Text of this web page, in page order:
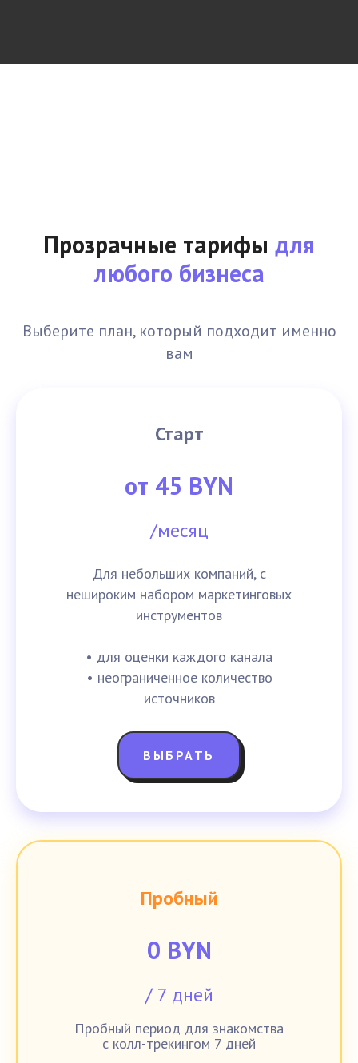
Прозрачные тарифы для
любого бизнеса
Выберите план, который подходит именно
вам
Старт
от 45 BYN
/месяц
Для небольших компаний, с
нешироким набором маркетинговых
инструментов
• для оценки каждого канала
• неограниченное количество
источников
ВЫБРАТЬ
Пробный
0 BYN
/ 7 дней
Пробный период для знакомства
с колл-трекингом 7 дней